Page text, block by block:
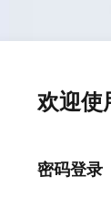
欢迎使
密码登录